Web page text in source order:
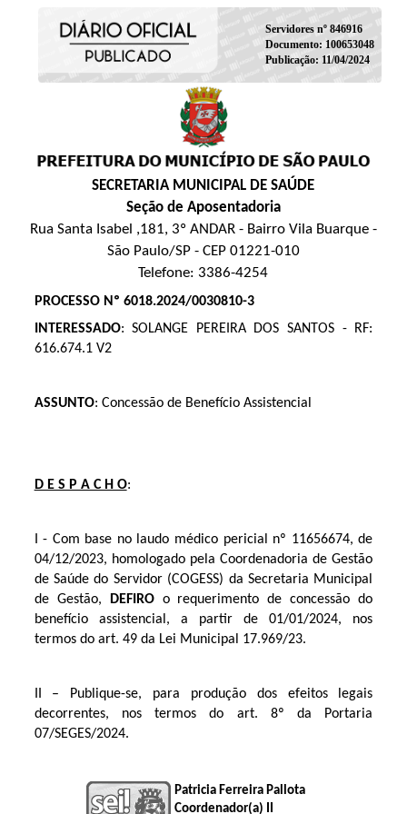
Servidores nº 846916
Documento: 100653048
Publicação: 11/04/2024
SECRETARIA MUNICIPAL DE SAÚDE
Seção de Aposentadoria
Rua Santa Isabel ,181, 3º ANDAR - Bairro Vila Buarque -
São Paulo/SP - CEP 01221-010
Telefone: 3386-4254
PROCESSO Nº 6018.2024/0030810-3
INTERESSADO: SOLANGE PEREIRA DOS SANTOS - RF:
616.674.1 V2
ASSUNTO: Concessão de Benefício Assistencial
D E S P A C H O:
I - Com base no laudo médico pericial nº 11656674, de
04/12/2023, homologado pela Coordenadoria de Gestão
de Saúde do Servidor (COGESS) da Secretaria Municipal
de Gestão,
DEFIROo requerimento de concessão do
benefício assistencial, a partir de 01/01/2024, nos
termos do art. 49 da Lei Municipal 17.969/23.
II – Publique-se, para produção dos efeitos legais
decorrentes, nos termos do art. 8º da Portaria
07/SEGES/2024.
Patricia Ferreira Pallota
Coordenador(a) II